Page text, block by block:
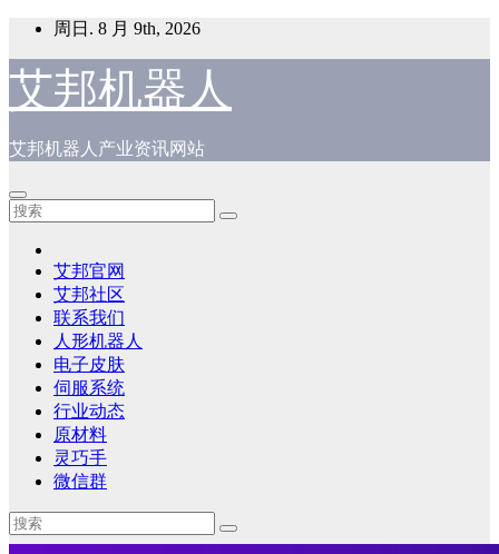
内
容
周日. 8 月 9th, 2026
艾邦机器人
艾邦机器人产业资讯网站
艾邦官网
艾邦社区
联系我们
人形机器人
电子皮肤
伺服系统
行业动态
原材料
灵巧手
微信群